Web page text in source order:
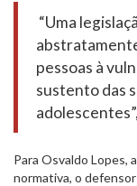
“Uma
pessoas à
sustento das
Para Osvaldo Lopes,
normativa, o